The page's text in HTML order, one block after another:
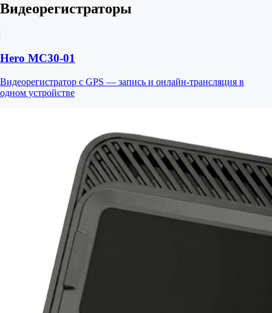
Видеорегистраторы
Hero MC30-01
Видеорегистратор с GPS — запись и онлайн-трансляция в
одном устройстве